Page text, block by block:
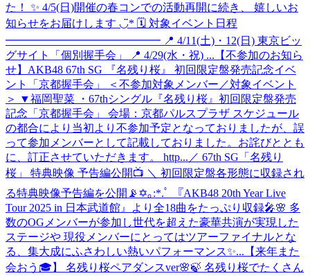
た！ ✨ 4/5(日)開催の春コンでの活動再開に続き、 嬉しいお
知らせをお届けします ◡̈* 🗓 対象イベント日程
━━━━━━━━━━━━━━ 📍 4/11(土)・12(日) 東京ビッ
グサイト「個別握手会」 📍 4/29(水・祝) ... 【不参加のお知ら
せ】AKB48 67th SG 『名残り桜』 初回限定盤発売記念イベ
ント「京都握手会」 ＜不参加対象メンバー／対象イベント
＞ ▼福岡聖菜 ・67thシングル『名残り桜』初回限定盤発売
記念「京都握手会」 会場：京都パルスプラザ スケジュール
の都合により当初より不参加予定となっておりましたが、誤
って参加メンバーとして記載しておりました。お詫びととも
に、訂正させていただきます。 http... ／ 67th SG「名残り
桜」 特典映像 予告編公開📺 ＼ 初回限定盤各形態に収録され
る特典映像予告編を公開📡✡｡:*.ﾟ 『AKB48 20th Year Live
Tour 2025 in 日本武道館』より全18曲をたっぷり収録🎤🌸 多
数のOGメンバーが参加し世代を超えた豪華共演が実現した
ステージや 現役メンバーにとってはツアーファイナルとな
る、集大成にふさわしい熱いパフォーマンス✨... 【来年また
会おう🎓】 名残り桜ペアダンスver🌸🍃 名残り桜でたくさん